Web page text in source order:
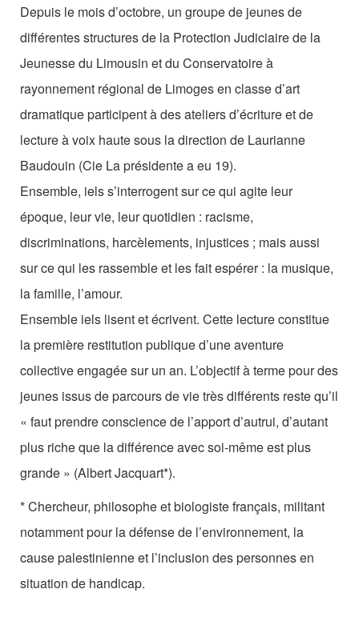
Les Zébrures d’automne
Les Zébrures du printemps
Maison des auteurs·rices
Archives numériques
Équipe
le Pole Francophone à Limoges
Missions
Depuis le mois d’octobre, un groupe de jeunes de
différentes structures de la Protection Judiciaire de la
Jeunesse du Limousin et du Conservatoire à
rayonnement régional de Limoges en classe d’art
dramatique participent à des ateliers d’écriture et de
lecture à voix haute sous la direction de Laurianne
Baudouin (Cie La présidente a eu 19).
Ensemble, iels s’interrogent sur ce qui agite leur
époque, leur vie, leur quotidien : racisme,
discriminations, harcèlements, injustices ; mais aussi
sur ce qui les rassemble et les fait espérer : la musique,
la famille, l’amour.
Ensemble iels lisent et écrivent. Cette lecture constitue
la première restitution publique d’une aventure
collective engagée sur un an. L’objectif à terme pour des
jeunes issus de parcours de vie très différents reste qu’il
« faut prendre conscience de l’apport d’autrui, d’autant
plus riche que la différence avec soi-même est plus
grande » (Albert Jacquart*).
* Chercheur, philosophe et biologiste français, militant
notamment pour la défense de l’environnement, la
cause palestinienne et l’inclusion des personnes en
situation de handicap.